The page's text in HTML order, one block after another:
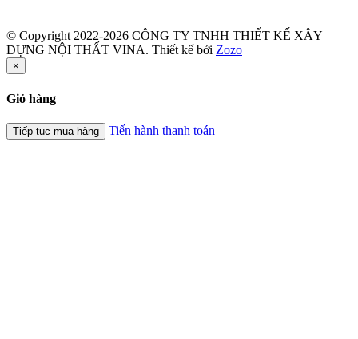
© Copyright 2022-2026 CÔNG TY TNHH THIẾT KẾ XÂY
DỰNG NỘI THẤT VINA. Thiết kế bởi Zozo
×
Giỏ hàng
Tiếp tục mua hàng Tiến hành thanh toán